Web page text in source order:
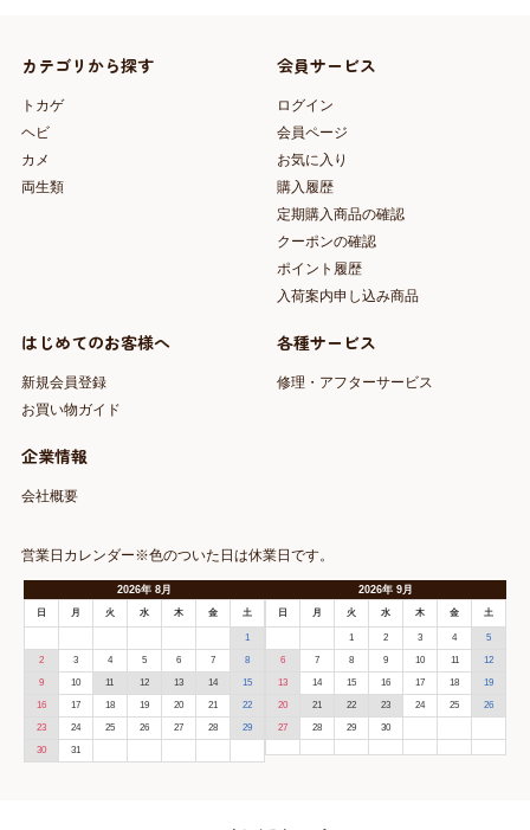
カテゴリから探す
トカゲ
ヘビ
カメ
両生類
会員サービス
ログイン
会員ページ
お気に入り
購入履歴
定期購入商品の確認
クーポンの確認
ポイント履歴
入荷案内申し込み商品
はじめてのお客様へ
新規会員登録
お買い物ガイド
各種サービス
修理・アフターサービス
企業情報
会社概要
営業日カレンダー※色のついた日は休業日です。
2026年 8月
日 月 火 水 木 金 土
1
2 3 4 5 6 7 8
9 10 11 12 13 14 15
16 17 18 19 20 21 22
23 24 25 26 27 28 29
30 31
2026年9月
日 月 火 水 木 金 土
1 2 3 4 5
6 7 8 9 10 11 12
13 14 15 16 17 18 19
20 21 22 23 24 25 26
27 28 29 30